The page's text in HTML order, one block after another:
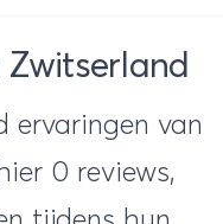
ervaringen van
0 reviews,